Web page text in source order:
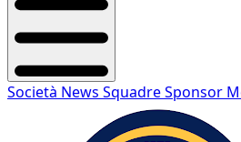
Società News SquadreSponsor